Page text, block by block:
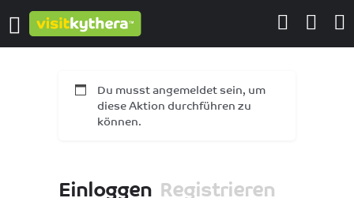
Du musst angemeldet sein, um
diese Aktion durchführen zu
können.
Einloggen Registrieren